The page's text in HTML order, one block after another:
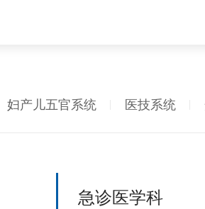
妇产儿五官系统 医技系统
急诊医学科